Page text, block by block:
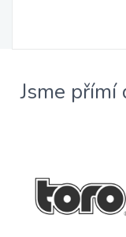
Jsme přímí